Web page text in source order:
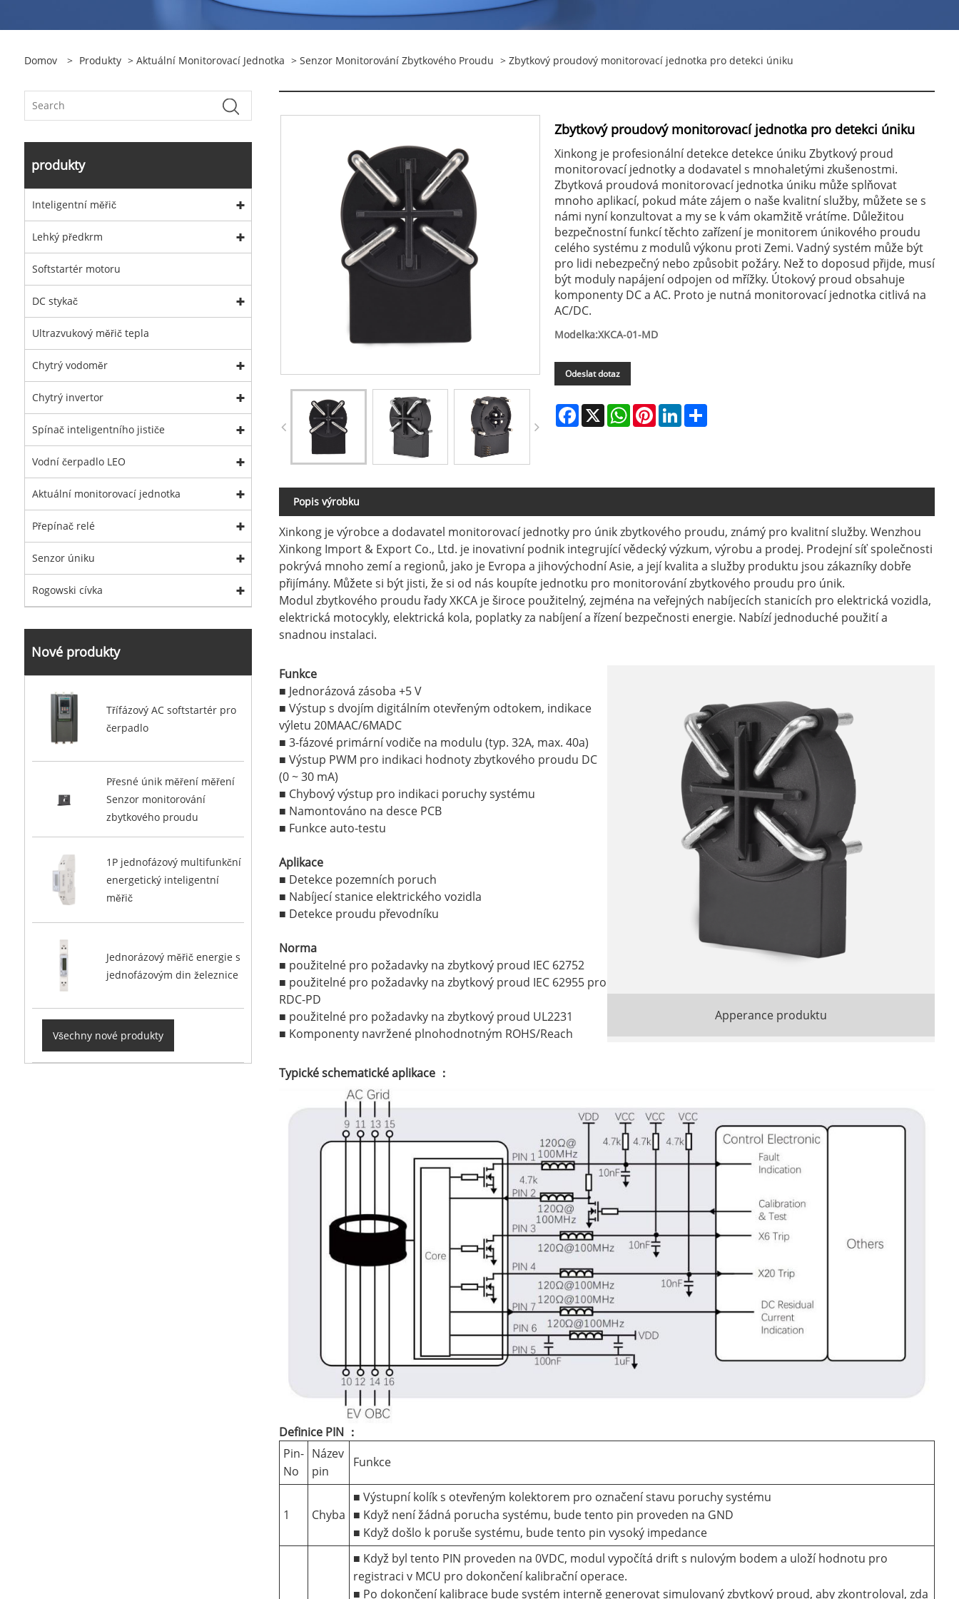
Domov > Produkty > Aktuální Monitorovací Jednotka > Senzor Monitorování Zbytkového Proudu > Zbytkový proudový monitorovací jednotka pro detekci úniku
produkty
Inteligentní měřič
Lehký předkrm
Softstartér motoru
DC stykač
Ultrazvukový měřič tepla
Chytrý vodoměr
Chytrý invertor
Spínač inteligentního jističe
Vodní čerpadlo LEO
Aktuální monitorovací jednotka
Přepínač relé
Senzor úniku
Rogowski cívka
Nové produkty
Třífázový AC softstartér pro
čerpadlo
Přesné únik měření měření
Senzor monitorování
zbytkového proudu
1P jednofázový multifunkční
energetický inteligentní
měřič
Jednorázový měřič energie s
jednofázovým din železnice
Všechny nové produkty
Zbytkový proudový monitorovací jednotka pro detekci úniku
Xinkong je profesionální detekce detekce úniku Zbytkový proud
monitorovací jednotky a dodavatel s mnohaletými zkušenostmi.
Zbytková proudová monitorovací jednotka úniku může splňovat
mnoho aplikací, pokud máte zájem o naše kvalitní služby, můžete se s
námi nyní konzultovat a my se k vám okamžitě vrátíme. Důležitou
bezpečnostní funkcí těchto zařízení je monitorem únikového proudu
celého systému z modulů výkonu proti Zemi. Vadný systém může být
pro lidi nebezpečný nebo způsobit požáry. Než to doposud přijde, musí
být moduly napájení odpojen od mřížky. Útokový proud obsahuje
komponenty DC a AC. Proto je nutná monitorovací jednotka citlivá na
AC/DC.
Modelka:XKCA-01-MD
Odeslat dotaz
Facebook
X WhatsApp
PinterestLinkedIn
Popis výrobku
Xinkong je výrobce a dodavatel monitorovací jednotky pro únik zbytkového proudu, známý pro kvalitní služby. Wenzhou
Xinkong Import & Export Co., Ltd. je inovativní podnik integrující vědecký výzkum, výrobu a prodej. Prodejní síť společnosti
pokrývá mnoho zemí a regionů, jako je Evropa a jihovýchodní Asie, a její kvalita a služby produktu jsou zákazníky dobře
přijímány. Můžete si být jisti, že si od nás koupíte jednotku pro monitorování zbytkového proudu pro únik.
Modul zbytkového proudu řady XKCA je široce použitelný, zejména na veřejných nabíjecích stanicích pro elektrická vozidla,
elektrická motocykly, elektrická kola, poplatky za nabíjení a řízení bezpečnosti energie. Nabízí jednoduché použití a
snadnou instalaci.
Funkce
■ Jednorázová zásoba +5 V
■ Výstup s dvojím digitálním otevřeným odtokem, indikace
výletu 20MAAC/6MADC
■ 3-fázové primární vodiče na modulu (typ. 32A, max. 40a)
■ Výstup PWM pro indikaci hodnoty zbytkového proudu DC
(0 ~ 30 mA)
■ Chybový výstup pro indikaci poruchy systému
■ Namontováno na desce PCB
■ Funkce auto-testu
Aplikace
■ Detekce pozemních poruch
■ Nabíjecí stanice elektrického vozidla
■ Detekce proudu převodníku
Norma
■ použitelné pro požadavky na zbytkový proud IEC 62752
■ použitelné pro požadavky na zbytkový proud IEC 62955 pro
RDC-PD
■ použitelné pro požadavky na zbytkový proud UL2231
■ Komponenty navržené plnohodnotným ROHS/Reach
Apperance produktu
Typické schematické aplikace ：
Definice PIN ：
Pin-
No
Název
pin
Funkce
1 Chyba
■ Výstupní kolík s otevřeným kolektorem pro označení stavu poruchy systému
■ Když není žádná porucha systému, bude tento pin proveden na GND
■ Když došlo k poruše systému, bude tento pin vysoký impedance
■ Když byl tento PIN proveden na 0VDC, modul vypočítá drift s nulovým bodem a uloží hodnotu pro
registraci v MCU pro dokončení kalibrační operace.
■ Po dokončení kalibrace bude systém interně generovat simulovaný zbytkový proud, aby zkontroloval, zda